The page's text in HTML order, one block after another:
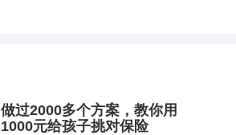
做过2000多个方案，教你用
1000元给孩子挑对保险